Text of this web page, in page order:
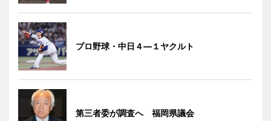
プロ野球・中日４―１ヤクルト
第三者委が調査へ 福岡県議会